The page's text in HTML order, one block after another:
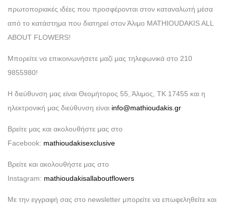
πρωτοποριακές ιδέες που προσφέρονται στον καταναλωτή μέσα
από το κατάστημα που διατηρεί στον Άλιμο MATHIOUDAKIS ALL
ABOUT FLOWERS!
Μπορείτε να επικοινωνήσετε μαζί μας τηλεφωνικά στο 210
9855980!
Η διεύθυνση μας είναι Θεομήτορος 55, Άλιμος, ΤΚ 17455 και η
ηλεκτρονική μας διεύθυνση είναι info@mathioudakis.gr
Βρείτε μας και ακολουθήστε μας στο
Facebook: mathioudakisexclusive
Βρείτε και ακολουθήστε μας στο
Instagram: mathioudakisallaboutflowers
Με την εγγραφή σας στο newsletter μπορείτε να επωφεληθείτε και